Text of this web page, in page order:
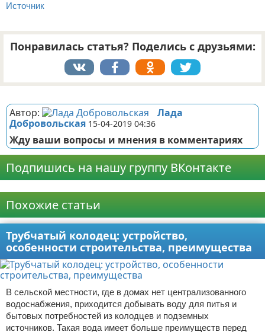
Источник
Понравилась статья? Поделись с друзьями:
Автор:
Лада
Добровольская 15-04-2019 04:36
Жду ваши вопросы и мнения в комментариях
Подпишись на нашу группу ВКонтакте
Похожие статьи
Трубчатый колодец: устройство,
особенности строительства, преимущества
В сельской местности, где в домах нет централизованного
водоснабжения, приходится добывать воду для питья и
бытовых потребностей из колодцев и подземных
источников. Такая вода имеет больше преимуществ перед